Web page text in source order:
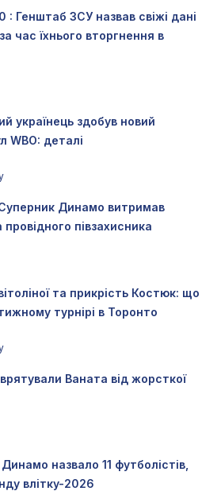
: Генштаб ЗСУ назвав свіжі дані
час їхнього вторгнення в
українець здобув новий
WBO: деталі
Динамо витримав
півзахисника
та прикрість Костюк: що
турнірі в Торонто
Ваната від жорсткої
назвало 11 футболістів,
влітку-2026